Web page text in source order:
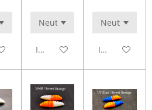
In den WarenkorbIn den